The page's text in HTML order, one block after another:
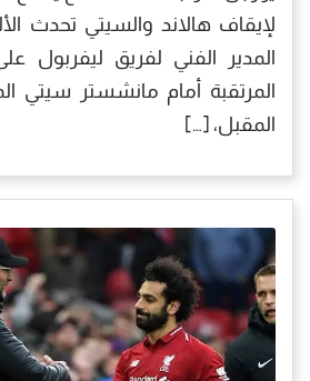
لإيقاف هالاند والسيتي تحدث
المدير الفني لفريق ليفربول
المرتقبة أمام مانشستر سيتي
المقبل، […]